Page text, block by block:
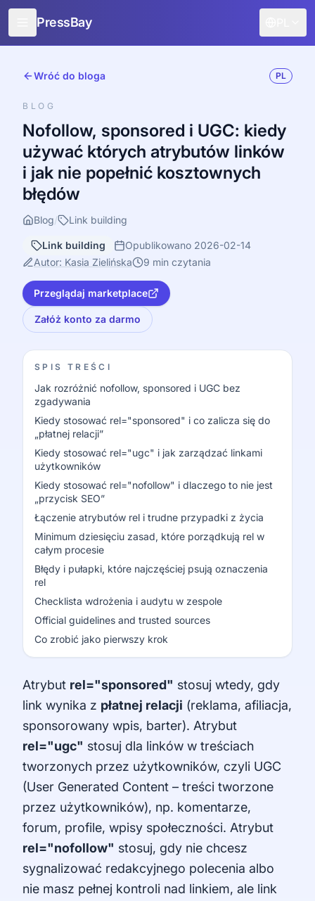
PressBay
Jak to działa
Promuj za darmo
Blog
Wróć do bloga PL
BLOG
Nofollow, sponsored i UGC: kiedy
używać których atrybutów linków
i jak nie popełnić kosztownych
błędów
Blog/ Link building
Link building
Opublikowano 2026-02-14
Autor: Kasia Zielińska
9 min czytania
Przeglądaj marketplace
Załóż konto za darmo
SPIS TREŚCI
Jak rozróżnić nofollow, sponsored i UGC bez
zgadywania
Kiedy stosować rel="sponsored" i co zalicza się do
„płatnej relacji”
Kiedy stosować rel="ugc" i jak zarządzać linkami
użytkowników
Kiedy stosować rel="nofollow" i dlaczego to nie jest
„przycisk SEO”
Łączenie atrybutów rel i trudne przypadki z życia
Minimum dziesięciu zasad, które porządkują rel w
całym procesie
Błędy i pułapki, które najczęściej psują oznaczenia
rel
Checklista wdrożenia i audytu w zespole
Official guidelines and trusted sources
Co zrobić jako pierwszy krok
Atrybut rel="sponsored" stosuj wtedy, gdy
link wynika z płatnej relacji (reklama, afiliacja,
sponsorowany wpis, barter). Atrybut
rel="ugc" stosuj dla linków w treściach
tworzonych przez użytkowników, czyli UGC
(User Generated Content – treści tworzone
przez użytkowników), np. komentarze,
forum, profile, wpisy społeczności. Atrybut
rel="nofollow" stosuj, gdy nie chcesz
sygnalizować redakcyjnego polecenia albo
nie masz pełnej kontroli nad linkiem, ale link